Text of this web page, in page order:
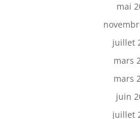
mai
juillet
mars
mars
juin
juillet